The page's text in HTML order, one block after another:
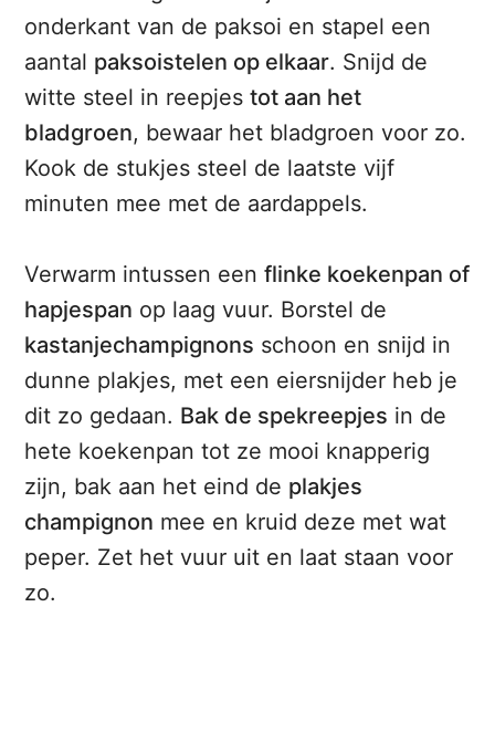
onderkant van de paksoi en stapel een
aantal paksoistelen op elkaar. Snijd de
witte steel in reepjestot aan het
bladgroen, bewaar het bladgroen voor zo.
Kook de stukjes steel de laatste vijf
minuten mee met de aardappels.
Verwarm intussen eenflinke koekenpan of
hapjespan op laag vuur. Borstel de
kastanjechampignons schoon en snijd in
dunne plakjes, met een eiersnijder heb je
dit zo gedaan. Bak de spekreepjes in de
hete koekenpan tot ze mooi knapperig
zijn, bak aan het eind de plakjes
champignon mee en kruid deze met wat
peper. Zet het vuur uit en laat staan voor
zo.